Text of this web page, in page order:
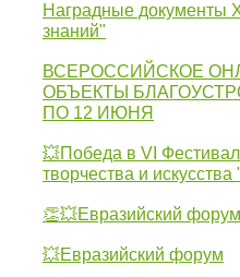
Наградные документы
знаний"
ВСЕРОССИЙСКОЕ
ОБЪЕКТЫ
ПО 12 ИЮНЯ
💥Победа в VI
творчества и
👏💥Евразийский форум
💥Евразийский форум